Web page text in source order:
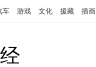
车 游戏 文化 援藏 插画